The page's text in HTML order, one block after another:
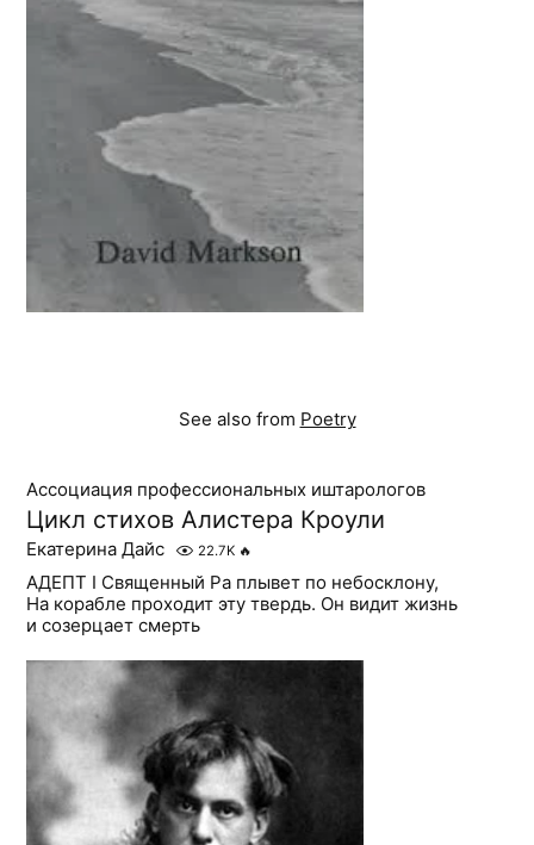
See also from Poetry
Ассоциация профессиональных иштарологов
Цикл стихов Алистера Кроули
Екатерина Дайс 22.7K 🔥
АДЕПТ I Священный Ра плывет по небосклону,
На корабле проходит эту твердь. Он видит жизнь
и созерцает смерть